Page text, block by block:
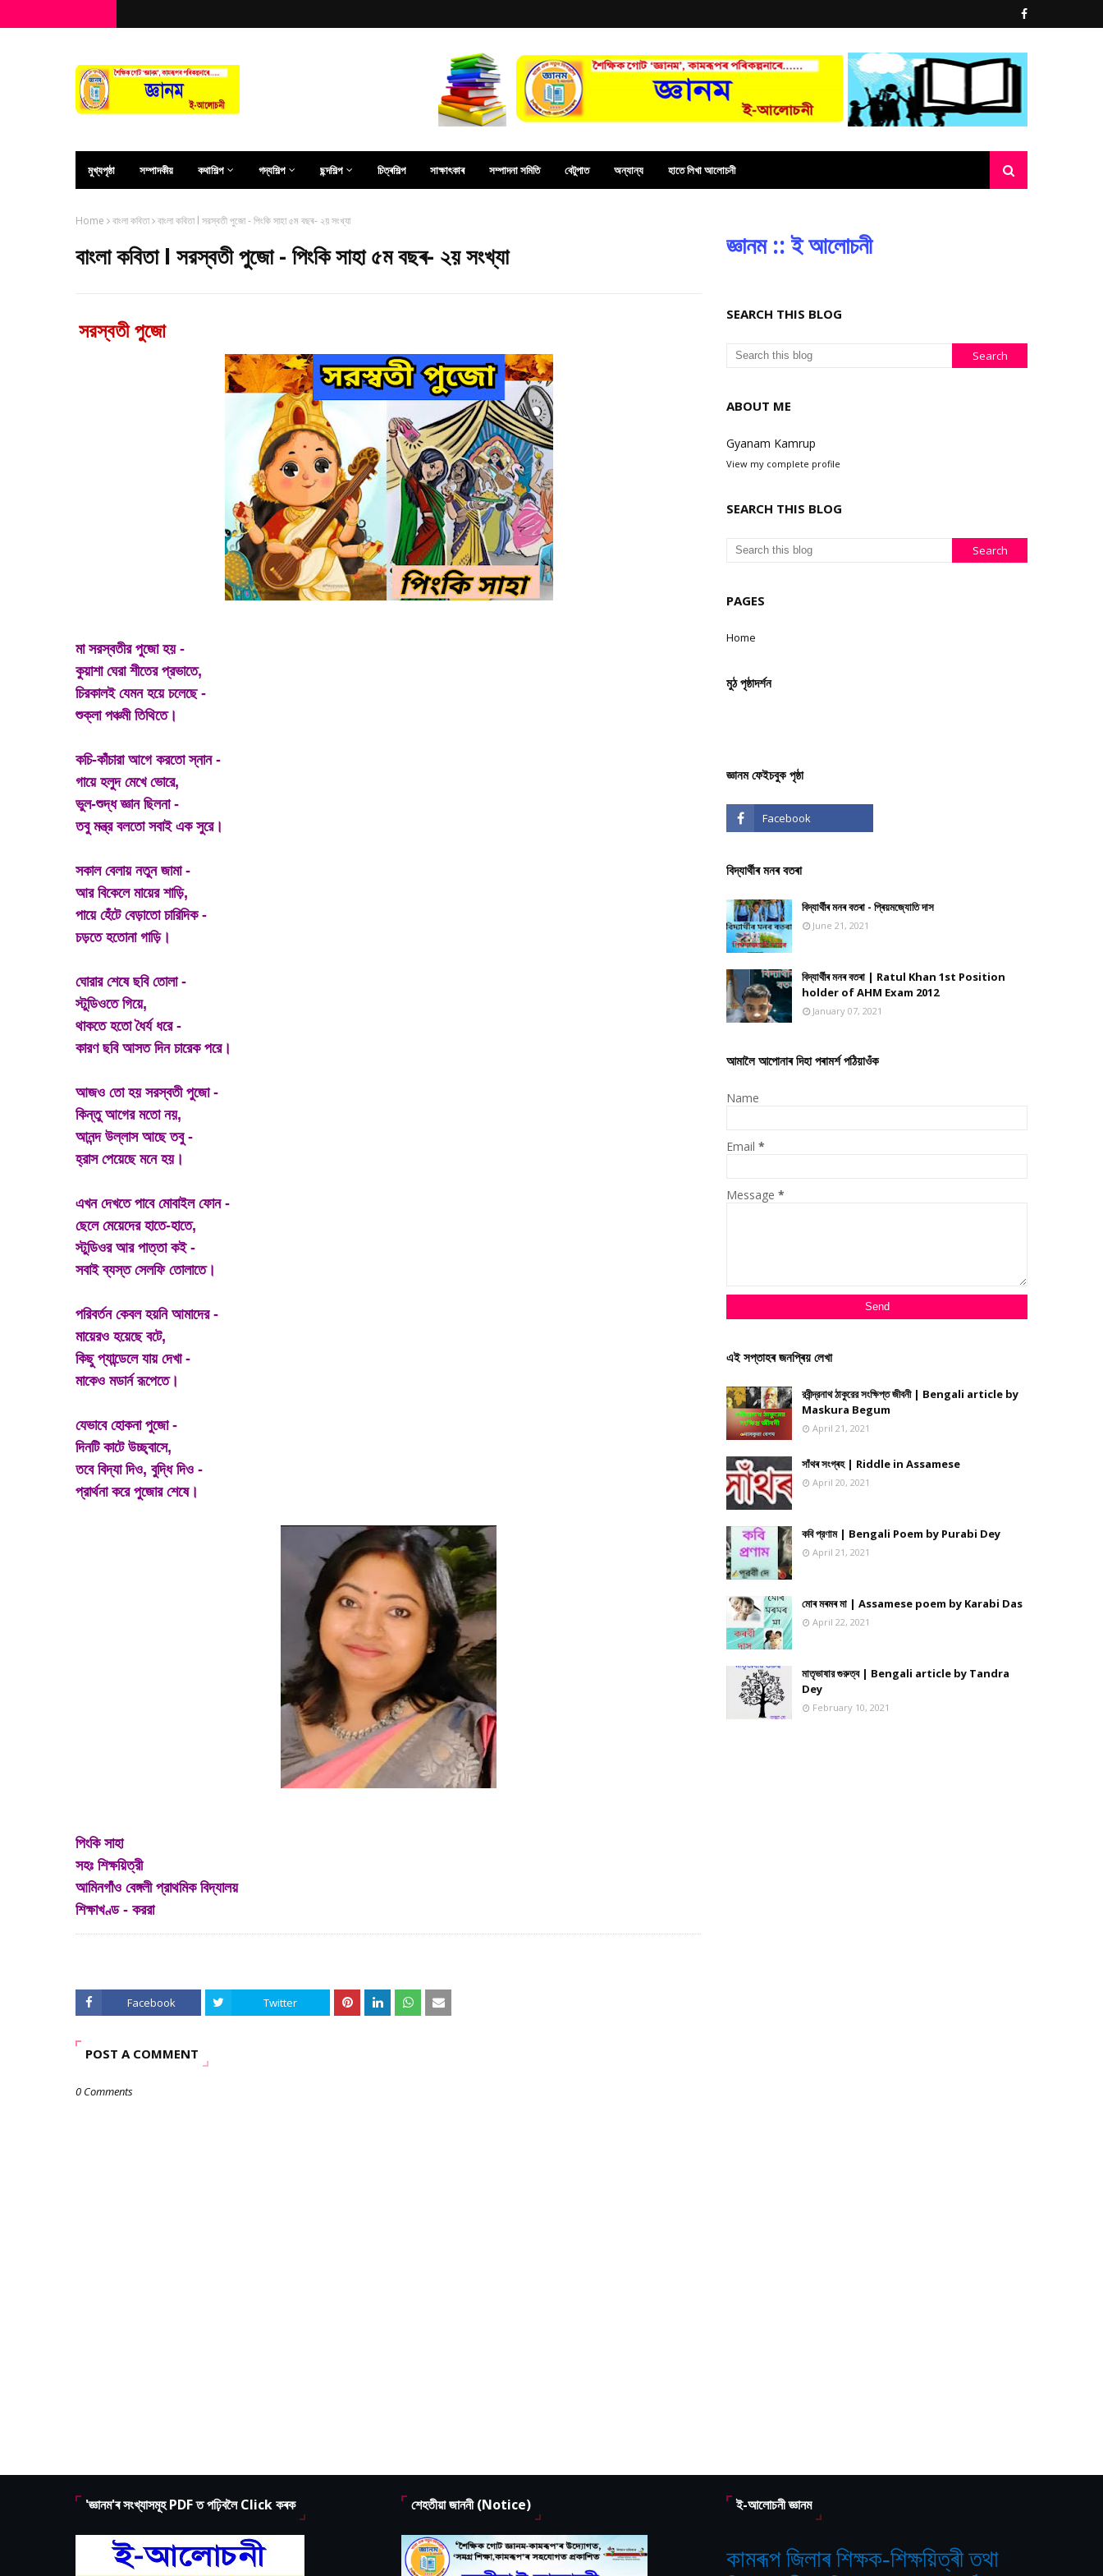
মুখ্যপৃষ্ঠা সম্পাদকীয় কথাশিল্প গদ্যশিল্প ছন্দশিল্প চিত্ৰশিল্প সাক্ষাৎকাৰ সম্পাদনা সমিতি বেটুপাত অন্যান্য হাতে লিখা আলোচনী
Home বাংলা কবিতা বাংলা কবিতা l সরস্বতী পুজো - পিংকি সাহা ৫ম বছৰ- ২য় সংখ্যা
বাংলা কবিতা l সরস্বতী পুজো - পিংকি সাহা ৫ম বছৰ- ২য় সংখ্যা
সরস্বতী পুজো
মা সরস্বতীর পুজো হয় -
কুয়াশা ঘেরা শীতের প্রভাতে,
চিরকালই যেমন হয়ে চলেছে -
শুক্লা পঞ্চমী তিথিতে।
কচি-কাঁচারা আগে করতো স্নান -
গায়ে হলুদ মেখে ভোরে,
ভুল-শুদ্ধ জ্ঞান ছিলনা -
তবু মন্ত্র বলতো সবাই এক সুরে।
সকাল বেলায় নতুন জামা -
আর বিকেলে মায়ের শাড়ি,
পায়ে হেঁটে বেড়াতো চারিদিক -
চড়তে হতোনা গাড়ি।
ঘোরার শেষে ছবি তোলা -
স্টুডিওতে গিয়ে,
থাকতে হতো ধৈর্য ধরে -
কারণ ছবি আসত দিন চারেক পরে।
আজও তো হয় সরস্বতী পুজো -
কিন্তু আগের মতো নয়,
আনন্দ উল্লাস আছে তবু -
হ্রাস পেয়েছে মনে হয়।
এখন দেখতে পাবে মোবাইল ফোন -
ছেলে মেয়েদের হাতে-হাতে,
স্টুডিওর আর পাত্তা কই -
সবাই ব্যস্ত সেলফি তোলাতে।
পরিবর্তন কেবল হয়নি আমাদের -
মায়েরও হয়েছে বটে,
কিছু প্যান্ডেলে যায় দেখা -
মাকেও মডার্ন রূপেতে।
যেভাবে হোকনা পুজো -
দিনটি কাটে উচ্ছ্বাসে,
তবে বিদ্যা দিও, বুদ্ধি দিও -
প্রার্থনা করে পুজোর শেষে।
পিংকি সাহা
সহঃ শিক্ষয়িত্রী
আমিনগাঁও বেঙ্গলী প্রাথমিক বিদ্যালয়
শিক্ষাখণ্ড - কররা
Facebook Twitter
POST A COMMENT
0 Comments
জ্ঞানম :: ই আলোচনী
SEARCH THIS BLOG
ABOUT ME
Gyanam Kamrup
View my complete profile
SEARCH THIS BLOG
PAGES
Home
মুঠ পৃষ্ঠাদৰ্শন
জ্ঞানম ফেইচবুক পৃষ্ঠা
বিদ্যাৰ্থীৰ মনৰ বতৰা
বিদ্যাৰ্থীৰ মনৰ বতৰা - প্ৰিয়মজ্যোতি দাস
June 21, 2021
বিদ্যাৰ্থীৰ মনৰ বতৰা | Ratul Khan 1st Position
holder of AHM Exam 2012
January 07, 2021
আমালৈ আপোনাৰ দিহা পৰামৰ্শ পঠিয়াওঁক
Name
Email*
Message*
এই সপ্তাহৰ জনপ্ৰিয় লেখা
রবীন্দ্রনাথ ঠাকুরের সংক্ষিপ্ত জীবনী | Bengali article by
Maskura Begum
April 21, 2021
সাঁথৰ সংগ্ৰহ | Riddle in Assamese
April 20, 2021
কবি প্রণাম | Bengali Poem by Purabi Dey
April 21, 2021
মোৰ মৰমৰ মা | Assamese poem by Karabi Das
April 22, 2021
মাতৃভাষার গুরুত্ব | Bengali article by Tandra
Dey
February 10, 2021
'জ্ঞানম'ৰ সংখ্যাসমূহ PDF ত পঢ়িবলৈ Click কৰক শেহতীয়া জাননী (Notice) ই-আলোচনী জ্ঞানম
কামৰূপ জিলাৰ শিক্ষক-শিক্ষয়িত্ৰী তথা